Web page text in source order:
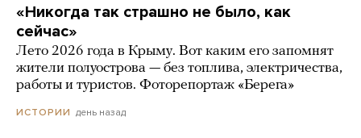
«Никогда так страшно не было, как
сейчас»
Лето 2026 года в Крыму. Вот каким его запомнят
жители полуострова — без топлива, электричества,
работы и туристов. Фоторепортаж «Берега»
ИСТОРИИ день назад